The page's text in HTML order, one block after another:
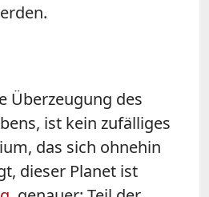
Überzeugung des
ist kein zufälliges
das sich ohnehin
dieser Planet ist